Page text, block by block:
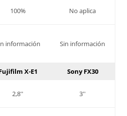
100% No aplica
información Sin información
X-E1
Sony FX30
2,8'' 3''